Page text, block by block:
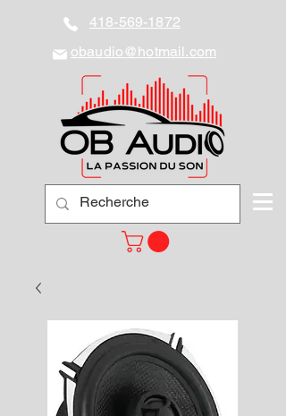
418-569-1872
obaudio@hotmail.com